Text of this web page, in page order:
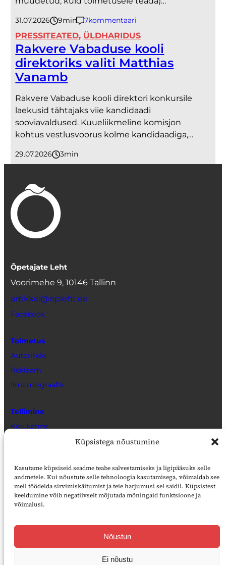
Küpsistega nõustumine
Kasutame küpsiseid seadme teabe salvestamiseks ja ligipääsuks selle
andmetele. Kui nõustute selle tehnoloogia kasutamisega, võimaldab see
meil töödelda sirvimiskäitumist ja teie harjumusi sel saidil. Küpsistest
keeldumine võib negatiivselt mõjutada mõningaid funktsioone ja
võimalusi.
Nõustun
Ei nõustu
31.07.2026 9minutit
7kommentaari
PRESSITEATED, ÜLDHARIDUS
Rakvere Vabaduse kooli
direktoriks valiti Matthias
Vanamb
Rakvere Vabaduse kooli direktori konkursile
laekusid tähtajaks viie kandidaadi
sooviavaldused. Kuueliikmeline komisjon
kohtus vestlusvoorus kolme kandidaadiga,…
29.07.2026 3minutit
Õpetajate Leht
Voorimehe 9, 10146 Tallinn
artikkel@opleht.ee
Facebook
Toimetus
Autoritele
Reklaam
Ilmumisgraafik
Tellimine
Kojukanne
Veebiarhiiv
Õpetajate Leht Digaris
Toeta
Kasutustingimused